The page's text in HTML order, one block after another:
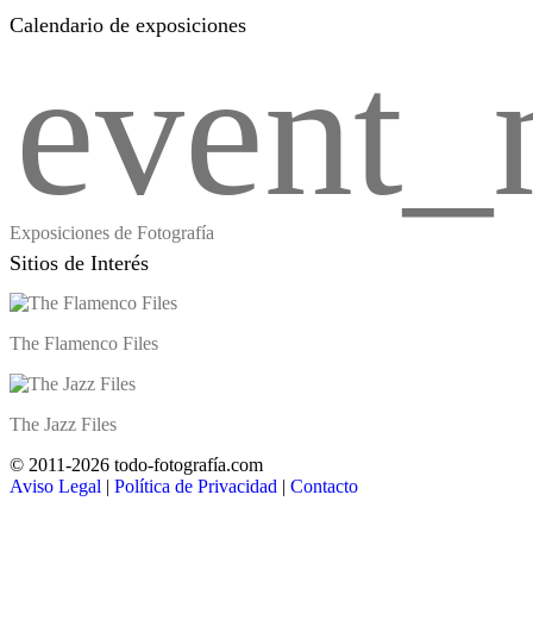
Calendario de exposiciones
Exposiciones de Fotografía
Sitios de Interés
The Flamenco Files
The Jazz Files
© 2011-2026 todo-fotografía.com
Aviso Legal | Política de Privacidad | Contacto